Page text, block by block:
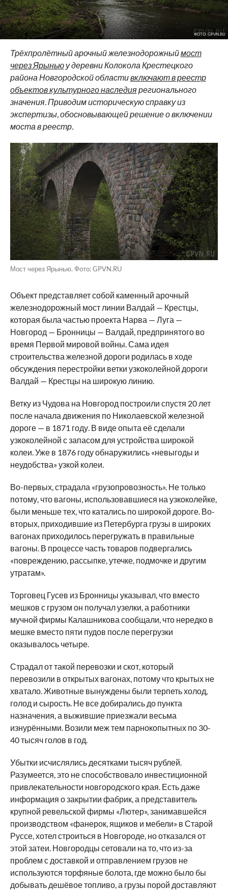
ФОТО: GPVN.RU
Трёхпролётный арочный железнодорожныймост
через Ярыньюу деревни Колокола Крестецкого
района Новгородской областивключают в реестр
объектов культурного наследиярегионального
значения. Приводим историческую справку из
экспертизы, обосновывающей решение о включении
моста в реестр.
Мост через Ярынью. Фото: GPVN.RU
Объект представляет собой каменный арочный
железнодорожный мост линии Валдай — Крестцы,
которая была частью проекта Нарва — Луга —
Новгород — Бронницы — Валдай, предпринятого во
время Первой мировой войны. Сама идея
строительства железной дороги родилась в ходе
обсуждения перестройки ветки узкоколейной дороги
Валдай — Крестцы на широкую линию.
Ветку из Чудова на Новгород построили спустя 20 лет
после начала движения по Николаевской железной
дороге — в 1871 году. В виде опыта её сделали
узкоколейной с запасом для устройства широкой
колеи. Уже в 1876 году обнаружились «невыгоды и
неудобства» узкой колеи.
Во-первых, страдала «грузопровозность». Не только
потому, что вагоны, использовавшиеся на узкоколейке,
были меньше тех, что катались по широкой дороге. Во-
вторых, приходившие из Петербурга грузы в широких
вагонах приходилось перегружать в правильные
вагоны. В процессе часть товаров подвергались
«повреждению, рассыпке, утечке, подмочке и другим
утратам».
Торговец Гусев из Бронницы указывал, что вместо
мешков с грузом он получал узелки, а работники
мучной фирмы Калашникова сообщали, что нередко в
мешке вместо пяти пудов после перегрузки
оказывалось четыре.
Страдал от такой перевозки и скот, который
перевозили в открытых вагонах, потому что крытых не
хватало. Животные вынуждены были терпеть холод,
голод и сырость. Не все добирались до пункта
назначения, а выжившие приезжали весьма
изнурёнными. Возили меж тем парнокопытных по 30-
40 тысяч голов в год.
Убытки исчислялись десятками тысяч рублей.
Разумеется, это не способствовало инвестиционной
привлекательности новгородского края. Есть даже
информация о закрытии фабрик, а представитель
крупной ревельской фирмы «Лютер», занимавшейся
производством «фанерок, ящиков и мебели» в Старой
Руссе, хотел строиться в Новгороде, но отказался от
этой затеи. Новгородцы сетовали на то, что из-за
проблем с доставкой и отправлением грузов не
используются торфяные болота, где можно было бы
добывать дешёвое топливо, а грузы порой доставляют